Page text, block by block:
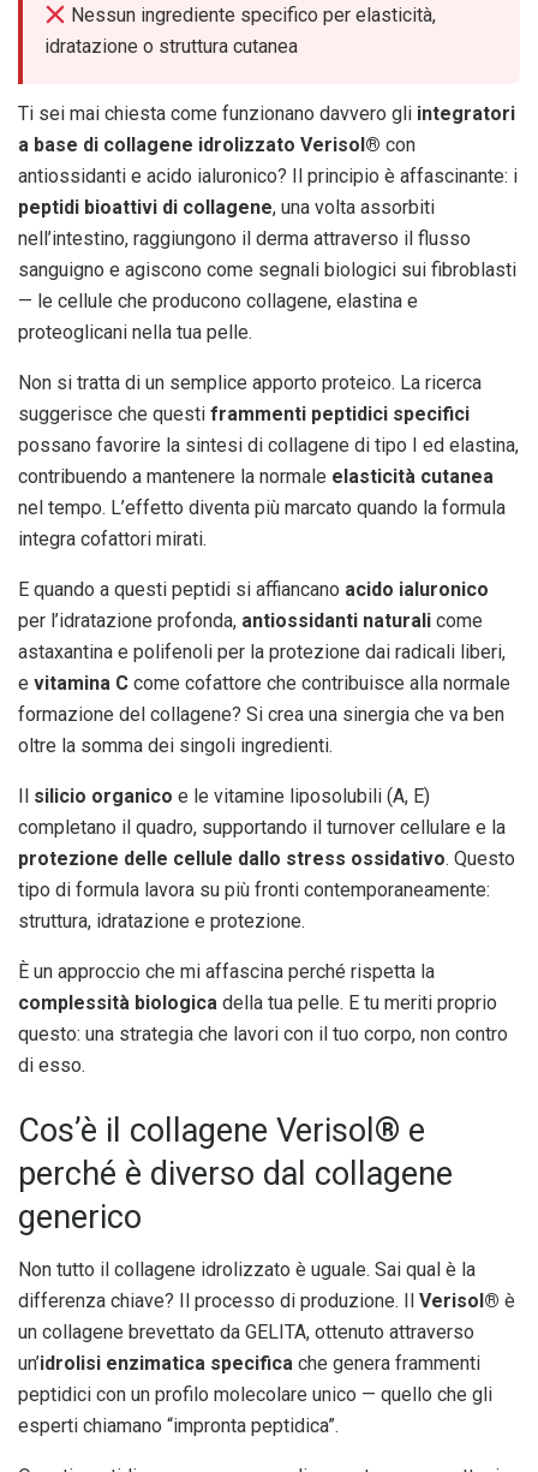
Nessun ingrediente specifico per elasticità,
idratazione o struttura cutanea
Ti sei mai chiesta come funzionano davvero gli integratori
a base di collagene idrolizzato Verisol® con
antiossidanti e acido ialuronico? Il principio è affascinante: i
peptidi bioattivi di collagene, una volta assorbiti
nell’intestino, raggiungono il derma attraverso il flusso
sanguigno e agiscono come segnali biologici sui fibroblasti
— le cellule che producono collagene, elastina e
proteoglicani nella tua pelle.
Non si tratta di un semplice apporto proteico. La ricerca
suggerisce che questi frammenti peptidici specifici
possano favorire la sintesi di collagene di tipo I ed elastina,
contribuendo a mantenere la normale elasticità cutanea
nel tempo. L’effetto diventa più marcato quando la formula
integra cofattori mirati.
E quando a questi peptidi si affiancano acido ialuronico
per l’idratazione profonda, antiossidanti naturali come
astaxantina e polifenoli per la protezione dai radicali liberi,
e vitamina C come cofattore che contribuisce alla normale
formazione del collagene? Si crea una sinergia che va ben
oltre la somma dei singoli ingredienti.
silicio organico e le vitamine liposolubili (A, E)
completano il quadro, supportando il turnover cellulare e la
protezione delle cellule dallo stress ossidativo. Questo
tipo di formula lavora su più fronti contemporaneamente:
struttura, idratazione e protezione.
È un approccio che mi affascina perché rispetta la
complessità biologica della tua pelle. E tu meriti proprio
questo: una strategia che lavori con il tuo corpo, non contro
di esso.
Cos’è il collagene Verisol® e
perché è diverso dal collagene
generico
Non tutto il collagene idrolizzato è uguale. Sai qual è la
differenza chiave? Il processo di produzione. Il Verisol® è
un collagene brevettato da GELITA, ottenuto attraverso
un’idrolisi enzimatica specifica che genera frammenti
peptidici con un profilo molecolare unico — quello che gli
esperti chiamano “impronta peptidica”.